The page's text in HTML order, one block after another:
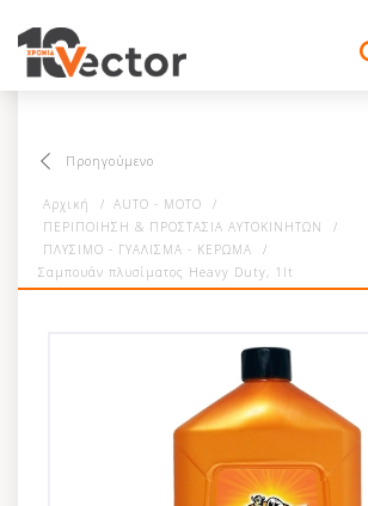
Προηγούμενο
Αρχική / AUTO - MOTO
/
ΠΕΡΙΠΟΙΗΣΗ & ΠΡΟΣΤΑΣΙΑ ΑΥΤΟΚΙΝΗΤΩΝ
/
ΠΛΥΣΙΜΟ - ΓΥΑΛΙΣΜΑ - ΚΕΡΩΜΑ
/
Σαμπουάν πλυσίματος Heavy Duty, 1lt